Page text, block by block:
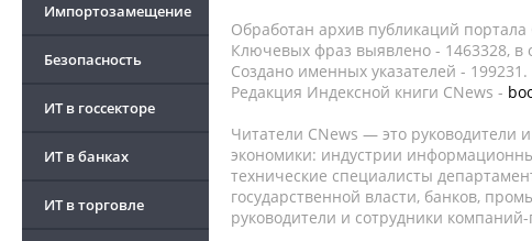
Импортозамещение
Безопасность
ИТ в госсекторе
ИТ в банках
ИТ в торговле
Обработан архив публикаций
Ключевых фраз выявлено - 1463328, в
Создано именных указателей - 199231.
Редакция Индексной книги CNews -
Читатели CNews — это руководители
экономики: индустрии
технические специалисты
государственной власти, банков,
руководители и сотрудники